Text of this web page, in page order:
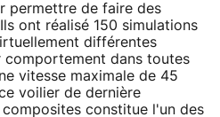
permettre de faire des
ont réalisé 150 simulations
différentes
comportement dans toutes
vitesse maximale de 45
voilier de dernière
constitue l'un des